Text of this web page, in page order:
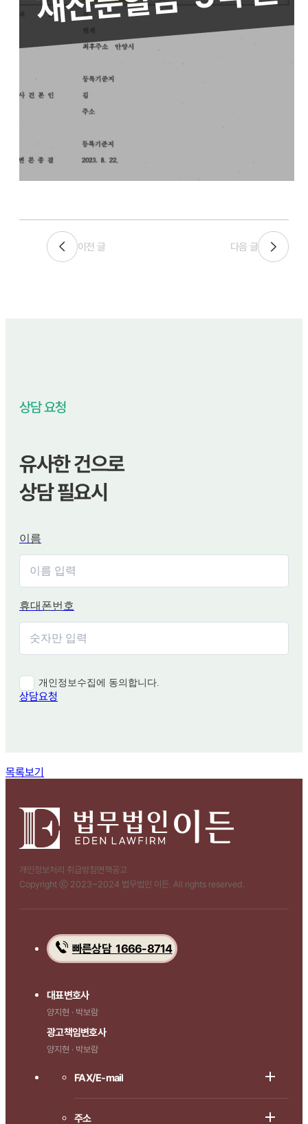
이전 글 다음 글
상담 요청
유사한 건으로
상담 필요시
이름
휴대폰번호
개인정보수집에 동의합니다.
상담요청
목록보기
개인정보처리 취급방침면책공고
Copyright ⓒ 2023~2024 법무법인 이든. All rights reserved.
빠른상담 1666-8714
대표변호사
양지현 · 박보람
광고책임변호사
양지현 · 박보람
FAX/E-mail
주소